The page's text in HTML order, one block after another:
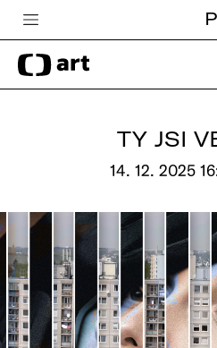
Česká televize
Zpravodajství
Pro děti
edu
Vše o ČT
TY JSI
14. 12. 2025